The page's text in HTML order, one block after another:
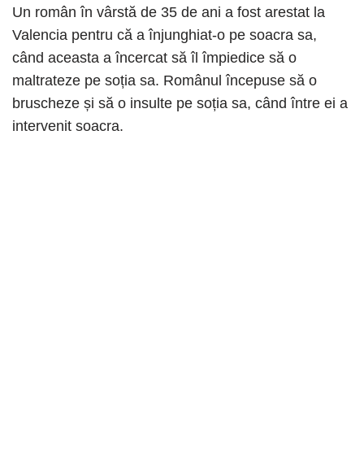
Un român în vârstă de 35 de ani a fost arestat la
Valencia pentru că a înjunghiat-o pe soacra sa,
când aceasta a încercat să îl împiedice să o
maltrateze pe soția sa. Românul începuse să o
bruscheze și să o insulte pe soția sa, când între ei a
intervenit soacra.